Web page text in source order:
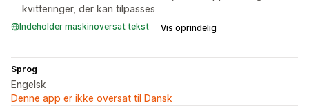
kvitteringer, der kan tilpasses
Indeholder maskinoversat tekst Vis oprindelig
Sprog
Engelsk
Denne app er ikke oversat til Dansk